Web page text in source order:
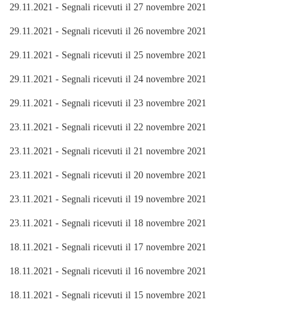
29.11.2021 - Segnali ricevuti il 27 novembre 2021
29.11.2021 - Segnali ricevuti il 26 novembre 2021
29.11.2021 - Segnali ricevuti il 25 novembre 2021
29.11.2021 - Segnali ricevuti il 24 novembre 2021
29.11.2021 - Segnali ricevuti il 23 novembre 2021
23.11.2021 - Segnali ricevuti il 22 novembre 2021
23.11.2021 - Segnali ricevuti il 21 novembre 2021
23.11.2021 - Segnali ricevuti il 20 novembre 2021
23.11.2021 - Segnali ricevuti il 19 novembre 2021
23.11.2021 - Segnali ricevuti il 18 novembre 2021
18.11.2021 - Segnali ricevuti il 17 novembre 2021
18.11.2021 - Segnali ricevuti il 16 novembre 2021
18.11.2021 - Segnali ricevuti il 15 novembre 2021